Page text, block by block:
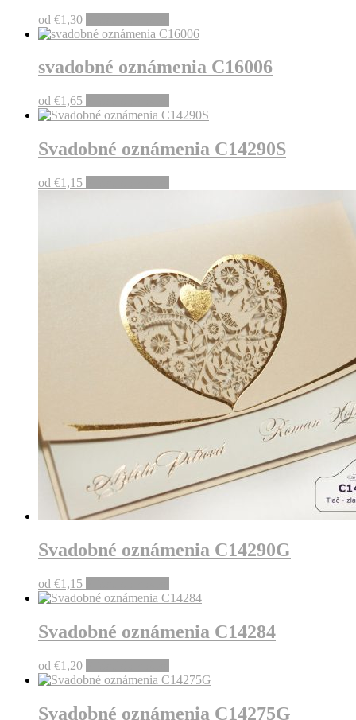
od €1,30
svadobné oznámenia C16006
od €1,65
Svadobné oznámenia C14290S
od €1,15
Svadobné oznámenia C14290G
od €1,15
Svadobné oznámenia C14284
od €1,20
Svadobné oznámenia C14275G